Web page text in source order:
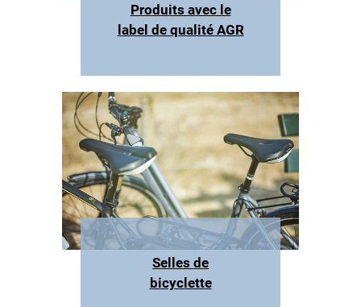
Produits avec le
label de qualité AGR
Selles de
bicyclette